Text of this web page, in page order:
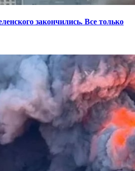
закончились. Все только